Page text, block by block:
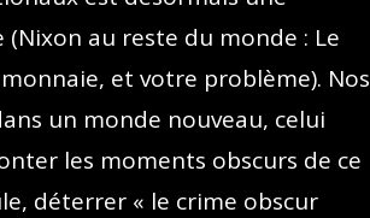
au reste du monde : Le
et votre problème). Nos
un monde nouveau, celui
les moments obscurs de ce
déterrer « le crime obscur